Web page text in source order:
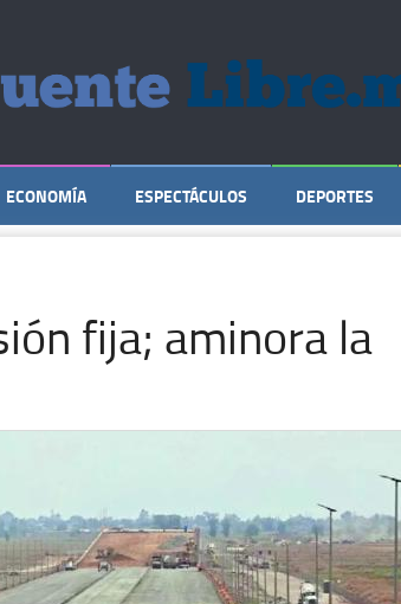
ECONOMÍA ESPECTÁCULOS DEPORTES
fija; aminora la